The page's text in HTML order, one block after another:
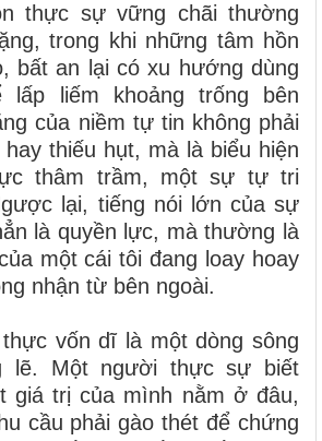
thực sự vững chãi thường
trong khi những tâm hồn
bất an lại có xu hướng dùng
lấp liếm khoảng trống bên
của niềm tự tin không phải
thiếu hụt, mà là biểu hiện
thâm trầm, một sự tự tri
lại, tiếng nói lớn của sự
là quyền lực, mà thường là
một cái tôi đang loay hoay
nhận từ bên ngoài.
vốn dĩ là một dòng sông
lẽ. Một người thực sự biết
giá trị của mình nằm ở đâu,
cầu phải gào thét để chứng